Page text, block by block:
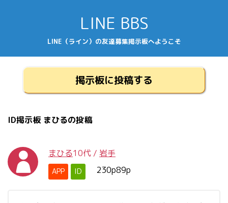
LINE BBS
LINE（ライン）の友達募集掲示板へようこそ
掲示板に投稿する
ID掲示板 まひるの投稿
まひる10代 / 岩手
APP ID 230p89p